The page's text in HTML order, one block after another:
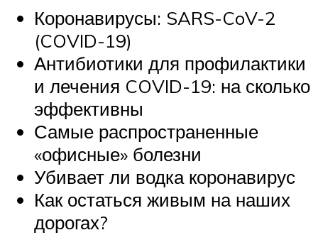
Коронавирусы: SARS-CoV-2
(COVID-19)
Антибиотики для профилактики
и лечения COVID-19: на сколько
эффективны
Самые распространенные
«офисные» болезни
Убивает ли водка коронавирус
Как остаться живым на наших
дорогах?